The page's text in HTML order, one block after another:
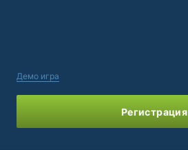
Демо игра
Регистрация